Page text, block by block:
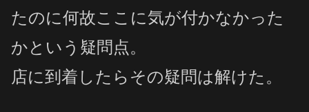
たのに何故ここに気が付かなかった
かという疑問点。
店に到着したらその疑問は解けた。